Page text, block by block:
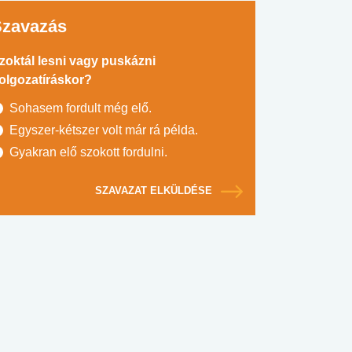
lesni vagy puskázni
Sohasem fordult még elő.
Egyszer-kétszer volt már rá példa.
Gyakran elő szokott fordulni.
SZAVAZAT ELKÜLDÉSE